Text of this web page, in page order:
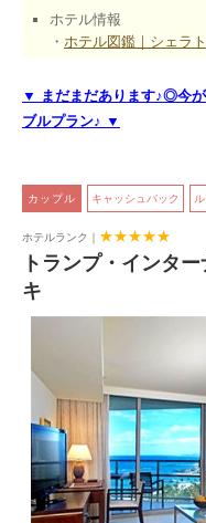
ホテル情報
・ ホテル図鑑｜シェラ
▼ まだまだあります♪◎今
ブルプラン♪ ▼
カップル キャッシュバック
ホテルランク｜ ★★★★★
トランプ・インタ
キ